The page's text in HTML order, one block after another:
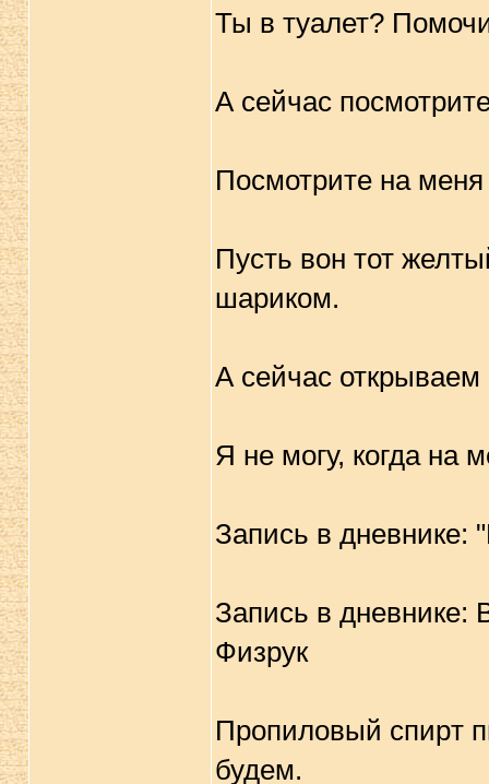
Ты в туалет?
А сейчас
Посмотрите на
Пусть вон тот
шариком.
А сейчас
Я не могу, когда на
Запись в дневнике:
Запись в дневнике:
Физрук
Пpопиловый спиpт
будем.